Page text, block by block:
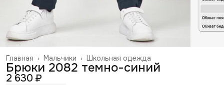
Школьная одежда
Мальчики ›
Главная ›
Брюки 2082 темно-синий
2 630 ₽